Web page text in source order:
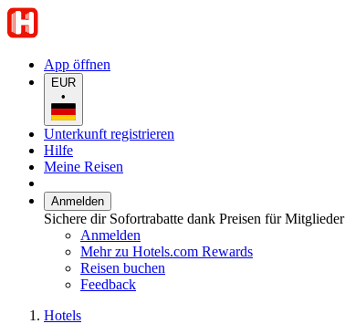
App öffnen
EUR
•
Unterkunft registrieren
Hilfe
Meine Reisen
Anmelden
Sichere dir Sofortrabatte dank Preisen für Mitglieder
Anmelden
Mehr zu Hotels.com Rewards
Reisen buchen
Feedback
Hotels